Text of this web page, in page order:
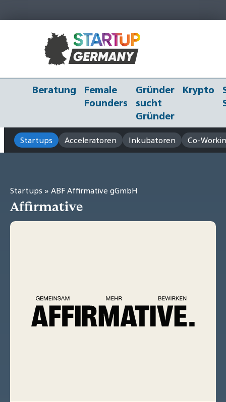
Beratung
Female
Founders
Gründer
sucht
Gründer
Krypto
Startups Acceleratoren Inkubatoren Co-
Startups » ABF Affirmative gGmbH
Affirmative